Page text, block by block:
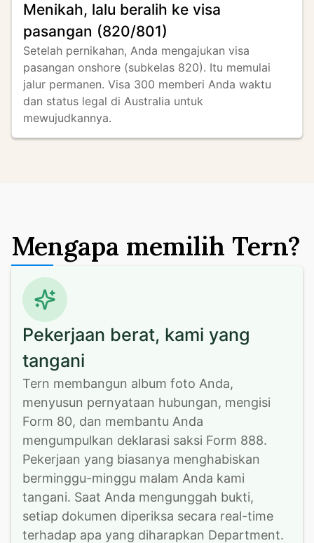
Menikah, lalu beralih ke visa
pasangan (820/801)
Setelah pernikahan, Anda mengajukan visa
pasangan onshore (subkelas 820). Itu memulai
jalur permanen. Visa 300 memberi Anda waktu
dan status legal di Australia untuk
mewujudkannya.
Mengapa memilih Tern?
Pekerjaan berat, kami yang
tangani
Tern membangun album foto Anda,
menyusun pernyataan hubungan, mengisi
Form 80, dan membantu Anda
mengumpulkan deklarasi saksi Form 888.
Pekerjaan yang biasanya menghabiskan
berminggu-minggu malam Anda kami
tangani. Saat Anda mengunggah bukti,
setiap dokumen diperiksa secara real-time
terhadap apa yang diharapkan Department.